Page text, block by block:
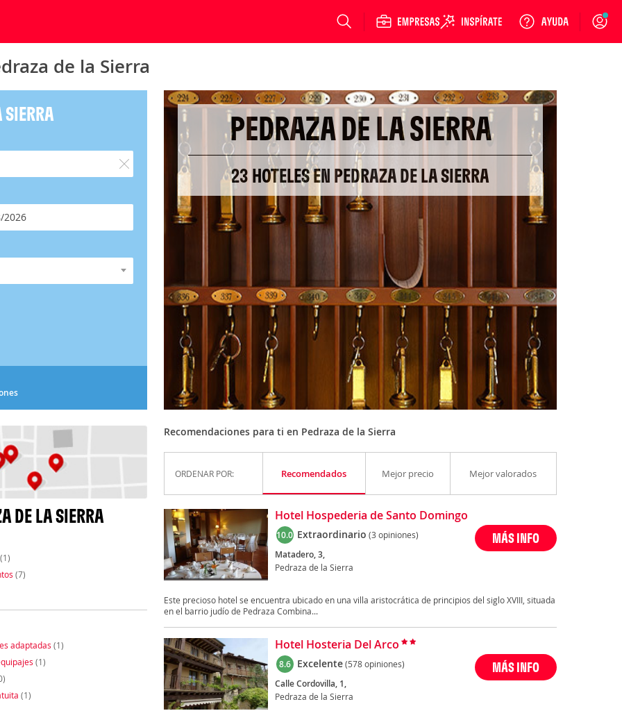
Login
de la Sierra
SIERRA
DE LA SIERRA
(1)
(7)
adaptadas (1)
(1)
(1)
PEDRAZA DE LA SIERRA
23 HOTELES EN PEDRAZA DE LA SIERRA
Recomendaciones para ti en Pedraza de la Sierra
ORDENAR POR: Recomendados Mejor precio Mejor valorados
Hotel Hospederia de Santo Domingo
10.0 Extraordinario (3 opiniones)
Matadero, 3,
Pedraza de la Sierra
MÁS INFO
Este precioso hotel se encuentra ubicado en una villa aristocrática de principios del siglo XVIII, situada
en el barrio judío de Pedraza Combina...
Hotel Hosteria Del Arco
8.6 Excelente(578 opiniones)
Calle Cordovilla, 1,
Pedraza de la Sierra
MÁS INFO